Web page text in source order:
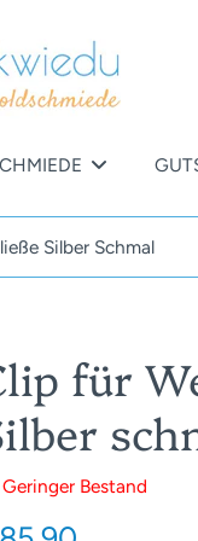
Silber Schmal
für
Geringer Bestand